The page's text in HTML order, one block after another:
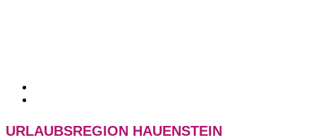
URLAUBSREGION HAUENSTEIN